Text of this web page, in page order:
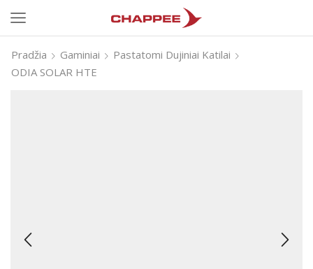
Pradžia Gaminiai
Pastatomi Dujiniai Katilai
ODIA SOLAR HTE